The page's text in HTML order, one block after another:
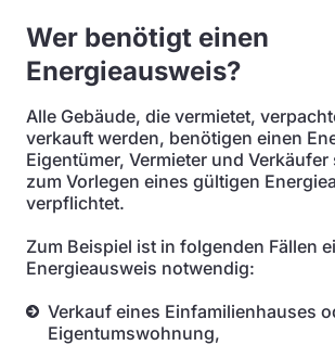
Wer benötigt einen
Energieausweis?
Alle Gebäude, die vermietet,
verkauft werden, benötigen einen
Eigentümer, Vermieter und
zum Vorlegen eines gültigen
verpflichtet.
Zum Beispiel ist in folgenden Fällen
Energieausweis notwendig:
Verkauf eines Einfamilienhauses
Eigentumswohnung,